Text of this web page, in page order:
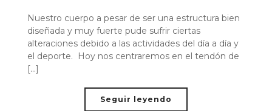
Nuestro cuerpo a pesar de ser una estructura bien
diseñada y muy fuerte pude sufrir ciertas
alteraciones debido a las actividades del día a día y
el deporte. Hoy nos centraremos en el tendón de
[...]
Seguir leyendo